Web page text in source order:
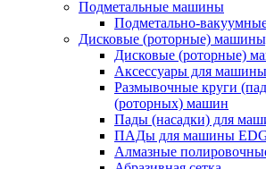
Подметальные машины
Подметально-
Дисковые (роторные)
Дисковые (роторные)
Аксессуары для
Размывочные круги
(роторных) машин
Пады (насадки) для
ПАДы для машины
Алмазные